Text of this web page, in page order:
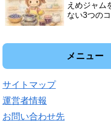
えめジャム
ない3つの
メニュー
サイトマップ
運営者情報
お問い合わせ先